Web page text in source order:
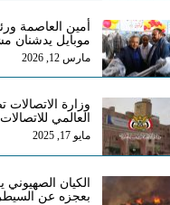
أمين العاصمة
موبايل يدشنان
مارس 12, 2026
وزارة الاتصالات
العالمي
مايو 17, 2025
الكيان
بعجزه عن